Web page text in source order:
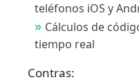
teléfonos iOS y
Cálculos de
tiempo real
Contras: